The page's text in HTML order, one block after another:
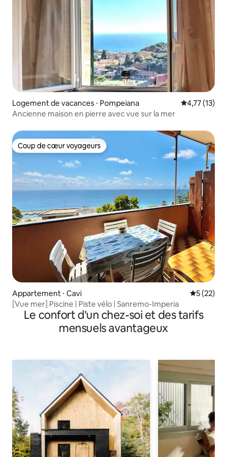
Logement de vacances ⋅ Pompeiana Évaluation
4,77 (13)
Ancienne maison en pierre avec vue sur la mer
Coup de cœur voyageurs
Coup de cœur voyageurs
Appartement ⋅ Cavi
5 (22)
[Vue mer] Piscine | Piste vélo | Sanremo-Imperia
Le confort d'un chez-soi et des tarifs
mensuels avantageux